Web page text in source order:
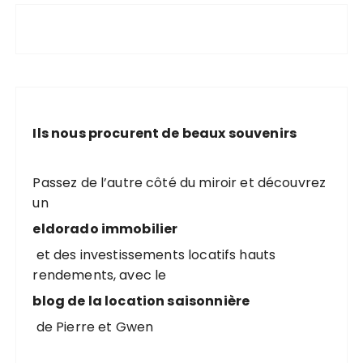
Ils nous procurent de beaux souvenirs
Passez de l’autre côté du miroir et découvrez
un
eldorado immobilier
et des investissements locatifs hauts
rendements, avec le
blog de la location saisonnière
de Pierre et Gwen